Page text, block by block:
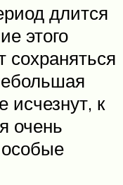
длится
этого
сохраняться
исчезнут, к
очень